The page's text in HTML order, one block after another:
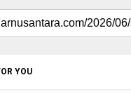
YOU